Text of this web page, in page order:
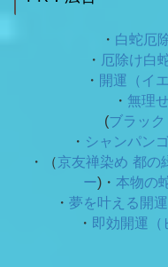
・ 白蛇厄
・ 厄除け白
・ 開運（イ
・ 無理
(ブラック
・ シャンパン
・（京友禅染め 都の
ー)・ 本物の
・ 夢を叶える開
・ 即効開運（